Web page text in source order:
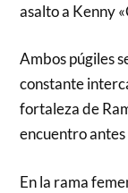
asalto a Kenny
Ambos púgiles
constante
fortaleza de
encuentro
En la rama